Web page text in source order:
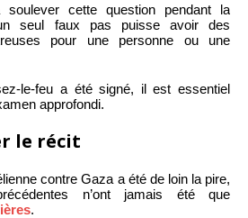
cette question pendant la
seul faux pas puisse avoir des
pour une personne ou une
le-feu a été signé, il est essentiel
approfondi.
le récit
contre Gaza a été de loin la pire,
n’ont jamais été que
.